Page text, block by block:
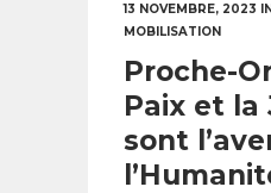
13 NOVEMBRE, 2023
MOBILISATION
Proche-
Paix et la
sont